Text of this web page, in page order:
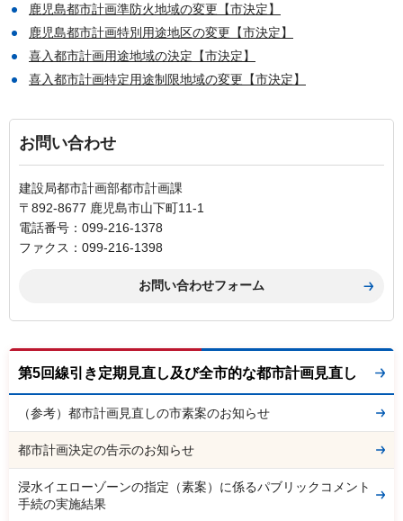
鹿児島都市計画準防火地域の変更【市決定】
鹿児島都市計画特別用途地区の変更【市決定】
喜入都市計画用途地域の決定【市決定】
喜入都市計画特定用途制限地域の変更【市決定】
お問い合わせ
建設局都市計画部都市計画課
〒892-8677 鹿児島市山下町11-1
電話番号：099-216-1378
ファクス：099-216-1398
第5回線引き定期見直し及び全市的な都市計画見直し
（参考）都市計画見直しの市素案のお知らせ
都市計画決定の告示のお知らせ
浸水イエローゾーンの指定（素案）に係るパブリックコメント
手続の実施結果